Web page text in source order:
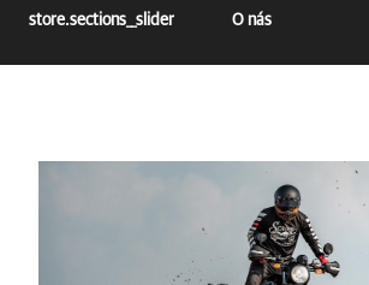
store.sections__slider O nás